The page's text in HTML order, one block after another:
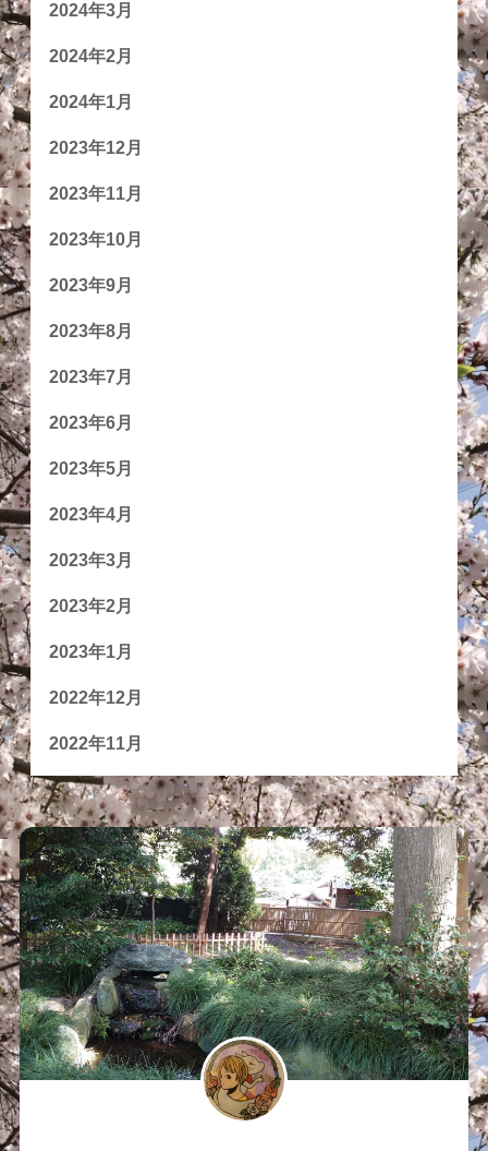
2024年3月
2024年2月
2024年1月
2023年12月
2023年11月
2023年10月
2023年9月
2023年8月
2023年7月
2023年6月
2023年5月
2023年4月
2023年3月
2023年2月
2023年1月
2022年12月
2022年11月